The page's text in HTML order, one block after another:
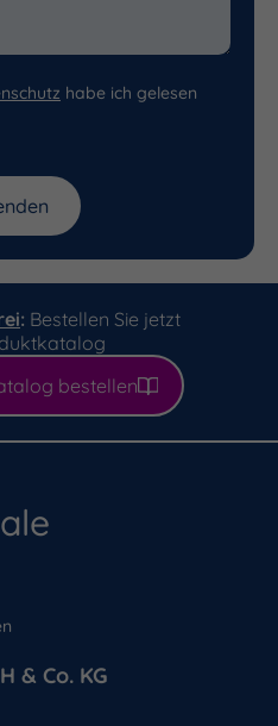
habe ich gelesen
: Bestellen Sie jetzt
bestellen
& Co. KG